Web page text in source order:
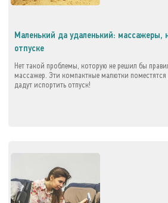
Маленький да удаленький: массажеры,
отпуске
Нет такой проблемы, которую не решил бы
массажер. Эти компактные малютки
дадут испортить отпуск!